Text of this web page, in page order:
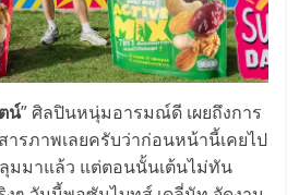
น์” ศิลปินหนุ่มอารมณ์ดี เผยถึงการ
ารภาพเลยครับว่าก่อนหน้านี้เคยไป
มมาแล้ว แต่ตอนนั้นเต้นไม่ทัน